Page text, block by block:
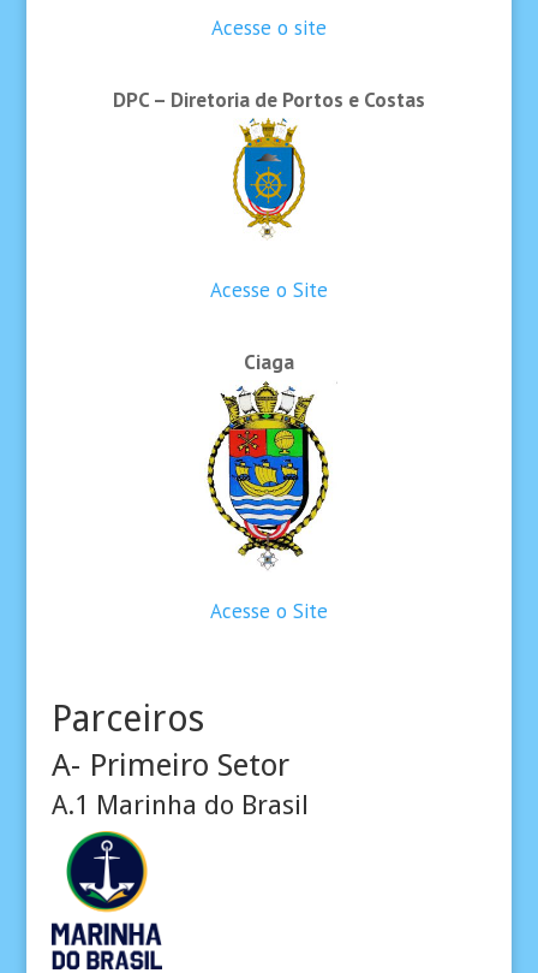
Acesse o site
DPC – Diretoria de Portos e Costas
Acesse o Site
Ciaga
Acesse o Site
Parceiros
A- Primeiro Setor
A.1 Marinha do Brasil